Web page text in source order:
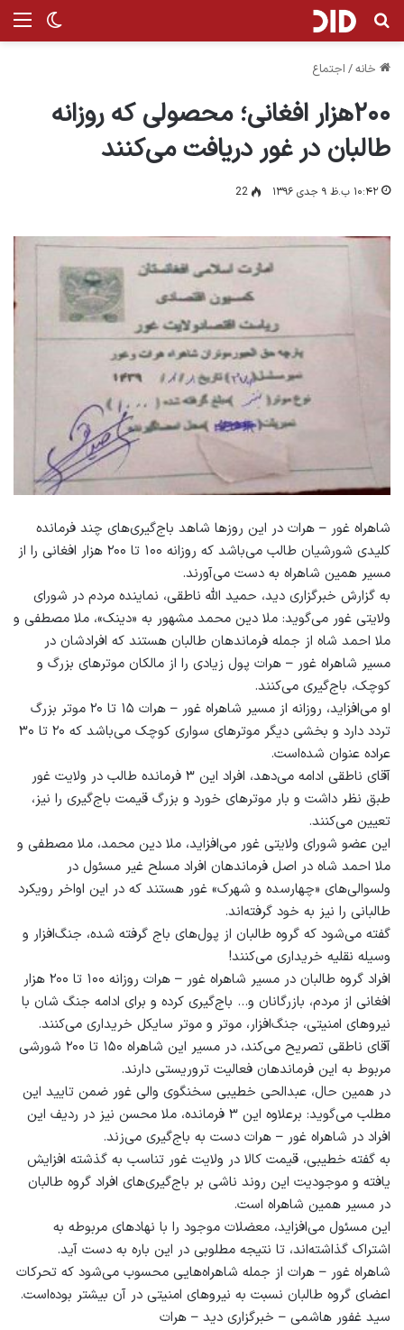
تغییر جستجو برای
خانه/ اجتماع
۲۰۰هزار افغانی؛ محصولی که روزانه
طالبان در غور دریافت می‌کنند
۱۰:۴۲ ب.ظ ۹ جدی ۱۳۹۶ 22
شاهراه غور – هرات در این روزها شاهد باج‌گیری‌های چند فرمانده
کلیدی شورشیان طالب می‌باشد که روزانه ۱۰۰ تا ۲۰۰ هزار افغانی را از
مسیر همین شاهراه به دست می‌آورند.
به گزارش خبرگزاری دید، حمید الله ناطقی، نماینده مردم در شورای
ولایتی غور می‌گوید: ملا دین محمد مشهور به «دینک»، ملا مصطفی و
ملا احمد شاه از جمله فرماندهان طالبان هستند که افرادشان در
مسیر شاهراه غور – هرات پول‌ زیادی را از مالکان موترهای بزرگ و
کوچک، باج‌گیری می‌کنند.
او می‌افزاید، روزانه از مسیر شاهراه غور – هرات ۱۵ تا ۲۰ موتر بزرگ
تردد دارد و بخشی دیگر موترهای سواری کوچک می‌باشد که ۲۰ تا ۳۰
عراده عنوان شده‌است.
آقای ناطقی ادامه می‌دهد، افراد این ۳ فرمانده طالب در ولایت غور
طبق نظر داشت و بار موترهای خورد و بزرگ قیمت باج‌گیری را نیز،
تعیین می‌کنند.
این عضو شورای ولایتی غور می‌افزاید، ملا دین محمد، ملا مصطفی و
ملا احمد شاه در اصل فرماندهان افراد مسلح غیر مسئول در
ولسوالی‌های «چهارسده و شهرک» غور هستند که در این اواخر رویکرد
طالبانی را نیز به خود گرفته‌اند.
گفته می‌شود که گروه طالبان از پول‌های باج گرفته شده، جنگ‌افزار و
وسیله‌ نقلیه خریداری می‌کنند!
افراد گروه طالبان در مسیر شاهراه غور – هرات روزانه ۱۰۰ تا ۲۰۰ هزار
افغانی از مردم، بازرگانان و… باج‌گیری کرده و برای ادامه جنگ شان با
نیروهای امنیتی، جنگ‌افزار، موتر و موتر سایکل خریداری می‌کنند.
آقای ناطقی تصریح می‌کند، در مسیر این شاهراه ۱۵۰ تا ۲۰۰ شورشی
مربوط به این فرماندهان فعالیت‌ تروریستی دارند.
در همین حال، عبدالحی خطیبی سخنگوی والی غور ضمن تایید این
مطلب می‌گوید: برعلاوه این ۳ فرمانده، ملا محسن نیز در ردیف این
افراد در شاهراه غور – هرات دست به باج‌گیری می‌زند.
به گفته خطیبی، قیمت کالا در ولایت غور تناسب به گذشته افزایش
یافته و موجودیت این روند ناشی بر باج‌گیری‌های افراد گروه طالبان
در مسیر همین شاهراه است.
این مسئول می‌افزاید، معضلات موجود را با نهادهای مربوطه به
اشتراک گذاشته‌اند، تا نتیجه‌ مطلوبی در این باره به دست آید.
شاهراه غور – هرات از جمله شاهراه‌هایی محسوب می‌شود که تحرکات
اعضای گروه طالبان نسبت به نیروهای امنیتی در آن بیشتر بوده‌است.
سید غفور هاشمی – خبرگزاری دید – هرات